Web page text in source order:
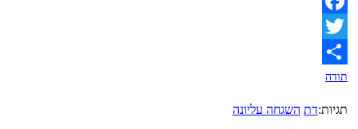
Facebook
Twitter
תודה
תגיות:דת השגחה עליונה